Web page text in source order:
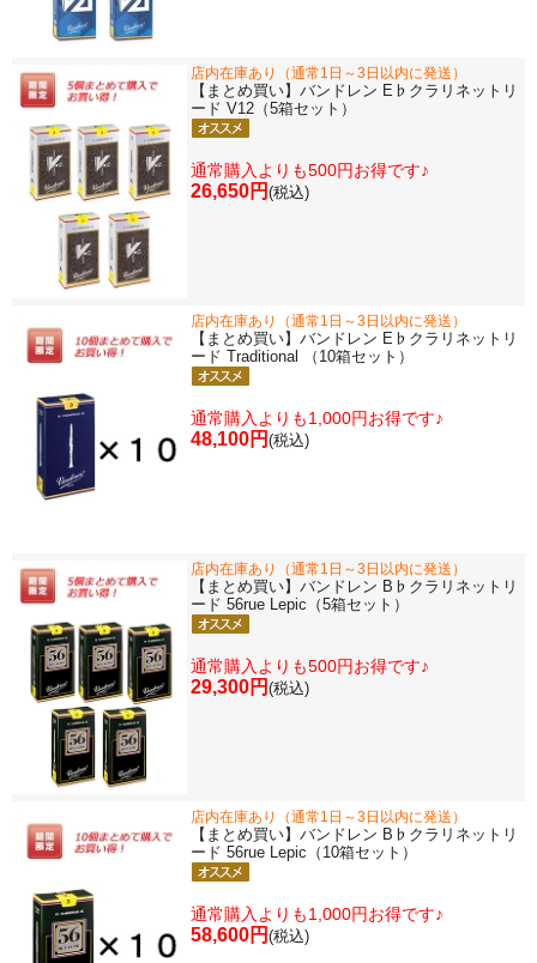
店内在庫あり（通常1日～3日以内に発送）
【まとめ買い】バンドレン E♭クラリネットリ
ード V12（5箱セット）
通常購入よりも500円お得です♪
26,650円 (税込)
店内在庫あり（通常1日～3日以内に発送）
【まとめ買い】バンドレン E♭クラリネットリ
ード Traditional （10箱セット）
通常購入よりも1,000円お得です♪
48,100円 (税込)
店内在庫あり（通常1日～3日以内に発送）
【まとめ買い】バンドレン B♭クラリネットリ
ード 56rue Lepic（5箱セット）
通常購入よりも500円お得です♪
29,300円 (税込)
店内在庫あり（通常1日～3日以内に発送）
【まとめ買い】バンドレン B♭クラリネットリ
ード 56rue Lepic（10箱セット）
通常購入よりも1,000円お得です♪
58,600円 (税込)